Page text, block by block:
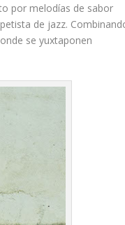
por melodías de sabor
de jazz.
se yuxtaponen